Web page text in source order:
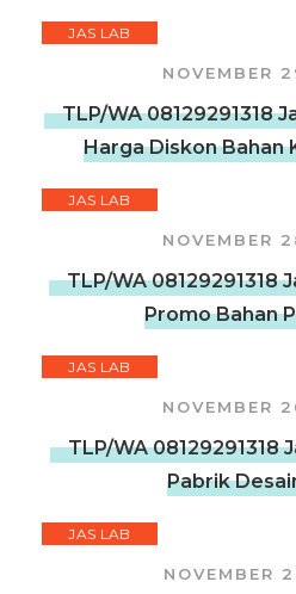
JAS LAB
NOVEMBER
TLP/WA 08129291318
Harga Diskon Bahan
JAS LAB
NOVEMBER
TLP/WA 08129291318
Promo Bahan
JAS LAB
NOVEMBER
TLP/WA 08129291318
Pabrik
JAS LAB
NOVEMBER